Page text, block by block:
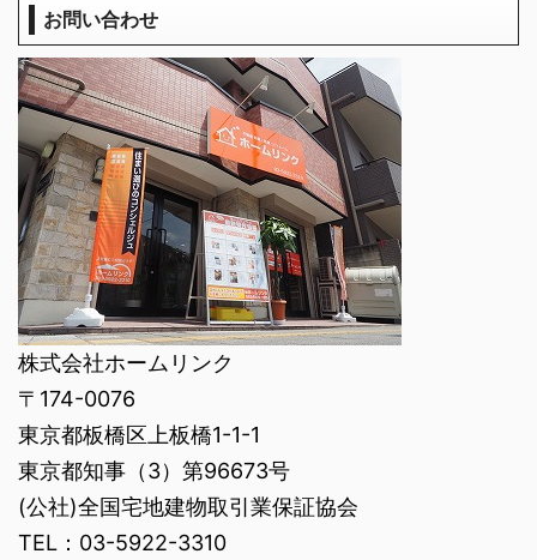
お問い合わせ
株式会社ホームリンク
〒174-0076
東京都板橋区上板橋1-1-1
東京都知事（3）第96673号
(公社)全国宅地建物取引業保証協会
TEL：03-5922-3310